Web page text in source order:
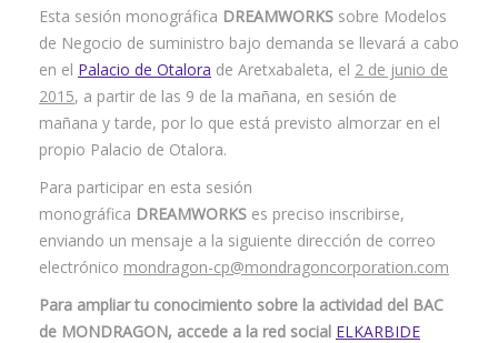
Esta sesión monográfica DREAMWORKS sobre Modelos
de Negocio de suministro bajo demanda se llevará a cabo
en el Palacio de Otalora de Aretxabaleta, el 2 de junio de
2015, a partir de las 9 de la mañana, en sesión de
mañana y tarde, por lo que está previsto almorzar en el
propio Palacio de Otalora.
Para participar en esta sesión
monográfica DREAMWORKS es preciso inscribirse,
enviando un mensaje a la siguiente dirección de correo
electrónico mondragon-cp@mondragoncorporation.com
Para ampliar tu conocimiento sobre la actividad del BAC
de MONDRAGON, accede a la red social ELKARBIDE